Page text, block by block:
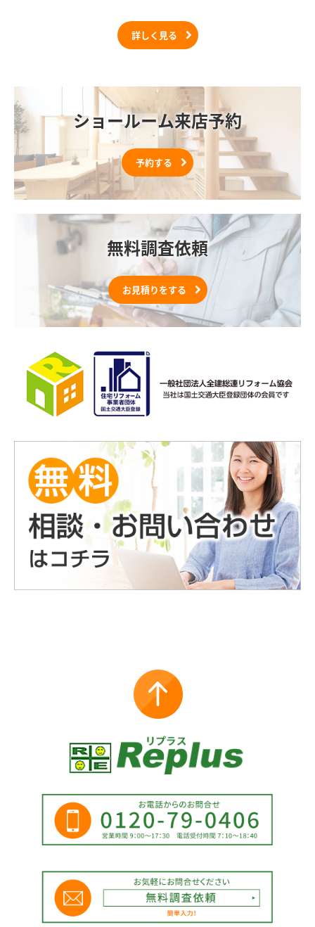
詳しく見る
ショールーム来店予約
予約する
無料調査依頼
お見積りをする